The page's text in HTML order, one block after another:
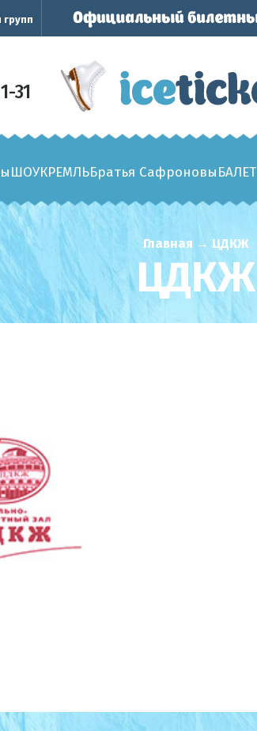
групп
31
ШОУКРЕМЛЬБратья СафроновыБАЛЕТ
Главная → ЦДКЖ
ЦДКЖ